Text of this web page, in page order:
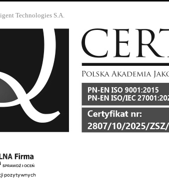
Technologies S.A.